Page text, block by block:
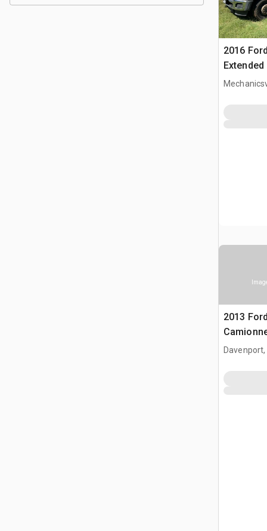
2016
Truck
2013
Davenport,